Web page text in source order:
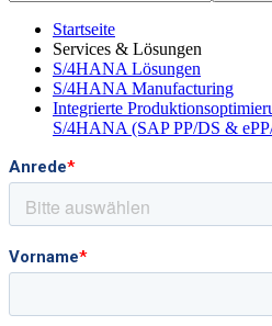
Startseite
Services & Lösungen
S/4HANA Lösungen
S/4HANA Manufacturing
Integrierte
S/4HANA (SAP PP/DS &